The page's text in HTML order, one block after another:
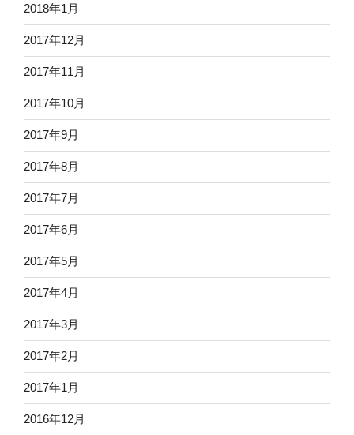
2018年1月
2017年12月
2017年11月
2017年10月
2017年9月
2017年8月
2017年7月
2017年6月
2017年5月
2017年4月
2017年3月
2017年2月
2017年1月
2016年12月